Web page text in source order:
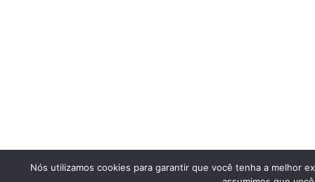
Nós utilizamos cookies para garantir que você tenha a melhor